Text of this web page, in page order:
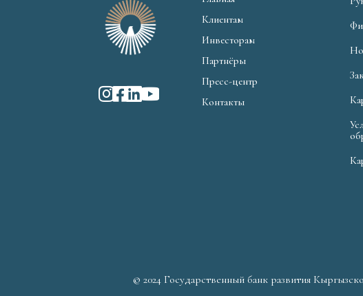
Клиентам
Инвесторам
Партнёры
Пресс-центр
Контакты
© 2024 Государственный банк развития